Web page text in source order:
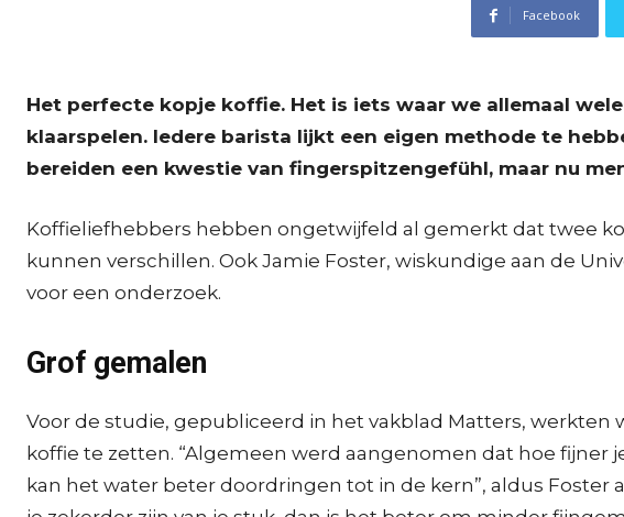
Facebook
Het perfecte kopje koffie. Het is iets waar we allemaal
klaarspelen. Iedere barista lijkt een eigen methode te
bereiden een kwestie van fingerspitzengefühl, maar nu
Koffieliefhebbers hebben ongetwijfeld al gemerkt dat twee
kunnen verschillen. Ook Jamie Foster, wiskundige aan de
voor een onderzoek.
Grof gemalen
Voor de studie, gepubliceerd in het vakblad Matters,
koffie te zetten. “Algemeen werd aangenomen dat hoe
kan het water beter doordringen tot in de kern”, aldus